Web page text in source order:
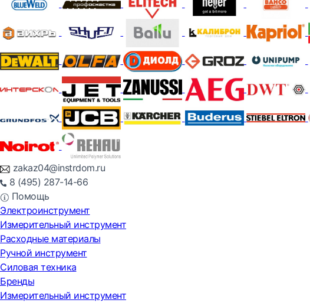
zakaz04@instrdom.ru
8 (495) 287-14-66
Помощь
Электроинструмент
Измерительный инструмент
Расходные материалы
Ручной инструмент
Силовая техника
Бренды
Измерительный инструмент